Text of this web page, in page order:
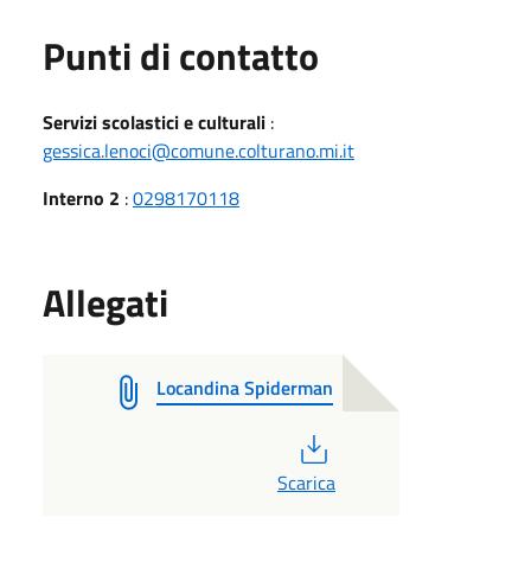
Punti di contatto
Servizi scolastici e culturali :
gessica.lenoci@comune.colturano.mi.it
Interno 2 :0298170118
Allegati
Locandina Spiderman
Scarica